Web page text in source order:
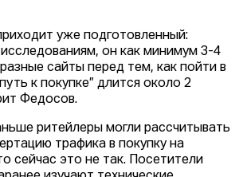
уже подготовленный:
он как минимум 3-4
сайты перед тем, как пойти в
к покупке” длится около 2
Федосов.
ритейлеры могли рассчитывать
трафика в покупку на
сейчас это не так. Посетители